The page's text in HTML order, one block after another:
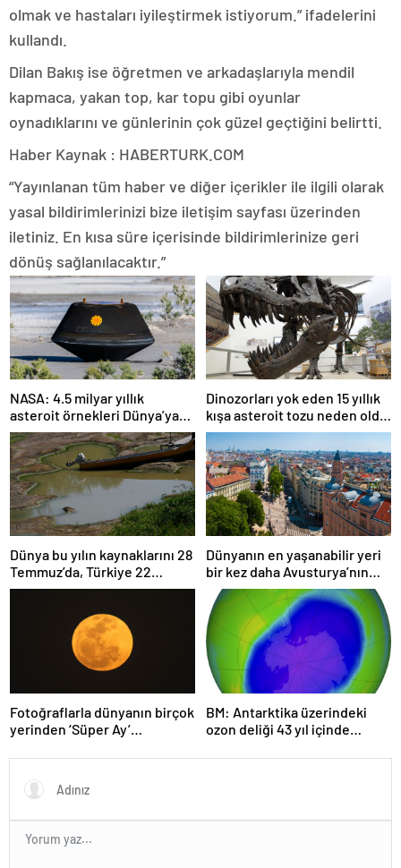
olmak ve hastaları iyileştirmek istiyorum.” ifadelerini
kullandı.
Dilan Bakış ise öğretmen ve arkadaşlarıyla mendil
kapmaca, yakan top, kar topu gibi oyunlar
oynadıklarını ve günlerinin çok güzel geçtiğini belirtti.
Haber Kaynak : HABERTURK.COM
“Yayınlanan tüm haber ve diğer içerikler ile ilgili olarak
yasal bildirimlerinizi bize iletişim sayfası üzerinden
iletiniz. En kısa süre içerisinde bildirimlerinize geri
dönüş sağlanılacaktır.”
NASA: 4.5 milyar yıllık
asteroit örnekleri Dünya’ya
getirildi; yaşamın
başlangıcına ışık tutabilir
Dinozorları yok eden 15 yıllık
kışa asteroit tozu neden oldu
| Araştırma
Dünya bu yılın kaynaklarını 28
Temmuz’da, Türkiye 22
Haziran’da tüketti
Dünyanın en yaşanabilir yeri
bir kez daha Avusturya’nın
başkenti Viyana oldu
Fotoğraflarla dünyanın birçok
yerinden ‘Süper Ay’
BM: Antarktika üzerindeki
ozon deliği 43 yıl içinde